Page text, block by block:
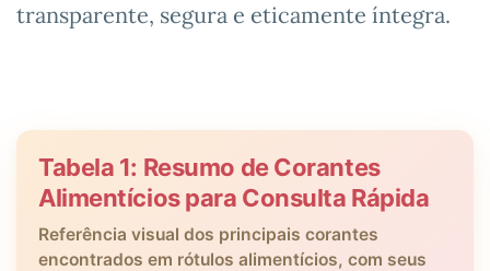
transparente, segura e eticamente íntegra.
Tabela 1: Resumo de Corantes
Alimentícios para Consulta Rápida
Referência visual dos principais corantes
encontrados em rótulos alimentícios, com seus